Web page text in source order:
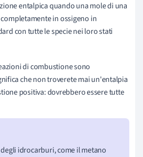
entalpica quando una mole di una
in ossigeno in
con tutte le specie nei loro stati
di combustione sono
che non troverete mai un'entalpia
positiva: dovrebbero essere tutte
idrocarburi, come il metano